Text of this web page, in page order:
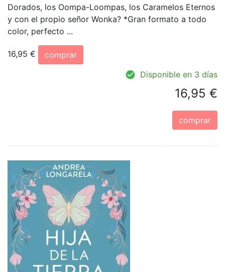
Dorados, los Oompa-Loompas, los Caramelos Eternos
y con el propio señor Wonka? *Gran formato a todo
color, perfecto ...
16,95 €
comprar
Disponible en 3 días
16,95 €
comprar